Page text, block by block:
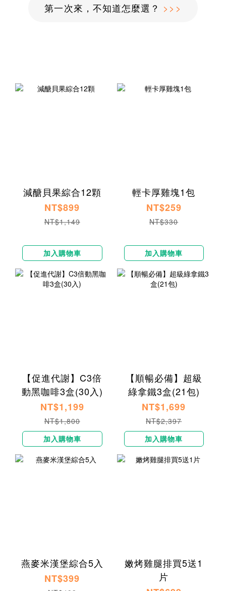
第一次來，不知道怎麼選？ >>>
減醣貝果綜合12顆
NT$899
NT$1,149
加入購物車
輕卡厚雞塊1包
NT$259
NT$330
加入購物車
【促進代謝】C3倍
動黑咖啡3盒(30入)
NT$1,199
NT$1,800
加入購物車
【順暢必備】超級
綠拿鐵3盒(21包)
NT$1,699
NT$2,397
加入購物車
燕麥米漢堡綜合5入
NT$399
嫩烤雞腿排買5送1
片